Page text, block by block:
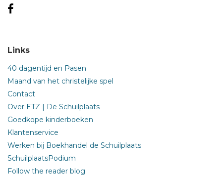
Links
40 dagentijd en Pasen
Maand van het christelijke spel
Contact
Over ETZ | De Schuilplaats
Goedkope kinderboeken
Klantenservice
Werken bij Boekhandel de Schuilplaats
SchuilplaatsPodium
Follow the reader blog